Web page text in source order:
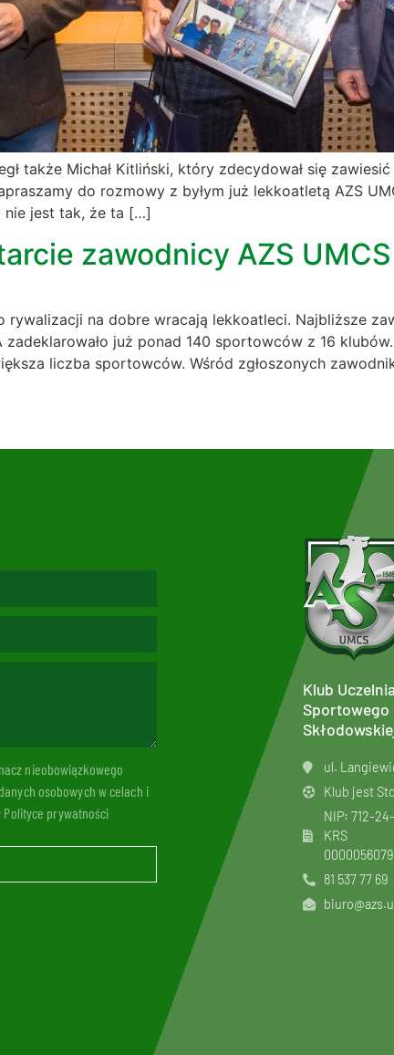
także Michał Kitliński, który zdecydował się
do rozmowy z byłym już lekkoatletą AZS
nie jest tak, że ta […]
zawodnicy AZS UMCS
rywalizacji na dobre wracają lekkoatleci. Najbliższe
już ponad 140 sportowców z 16
liczba sportowców. Wśród zgłoszonych
nieobowiązkowego
osobowych w celach i
prywatności
Klub
Sportowego
ul.
Klub jest
NIP: 712-
KRS
0000056079
81 537 77 69